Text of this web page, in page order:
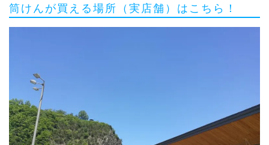
筒けんが買える場所（実店舗）はこちら！